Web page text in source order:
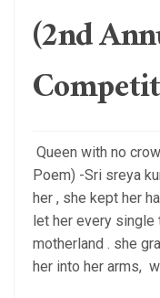
(2nd
Queen with no
Poem) -Sri sreya
her , she kept her
let her every
motherland . she
her into her arms,